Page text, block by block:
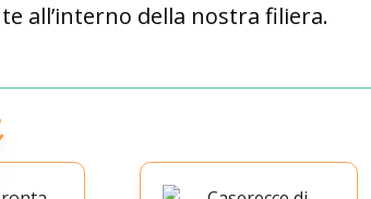
all’interno della nostra filiera.